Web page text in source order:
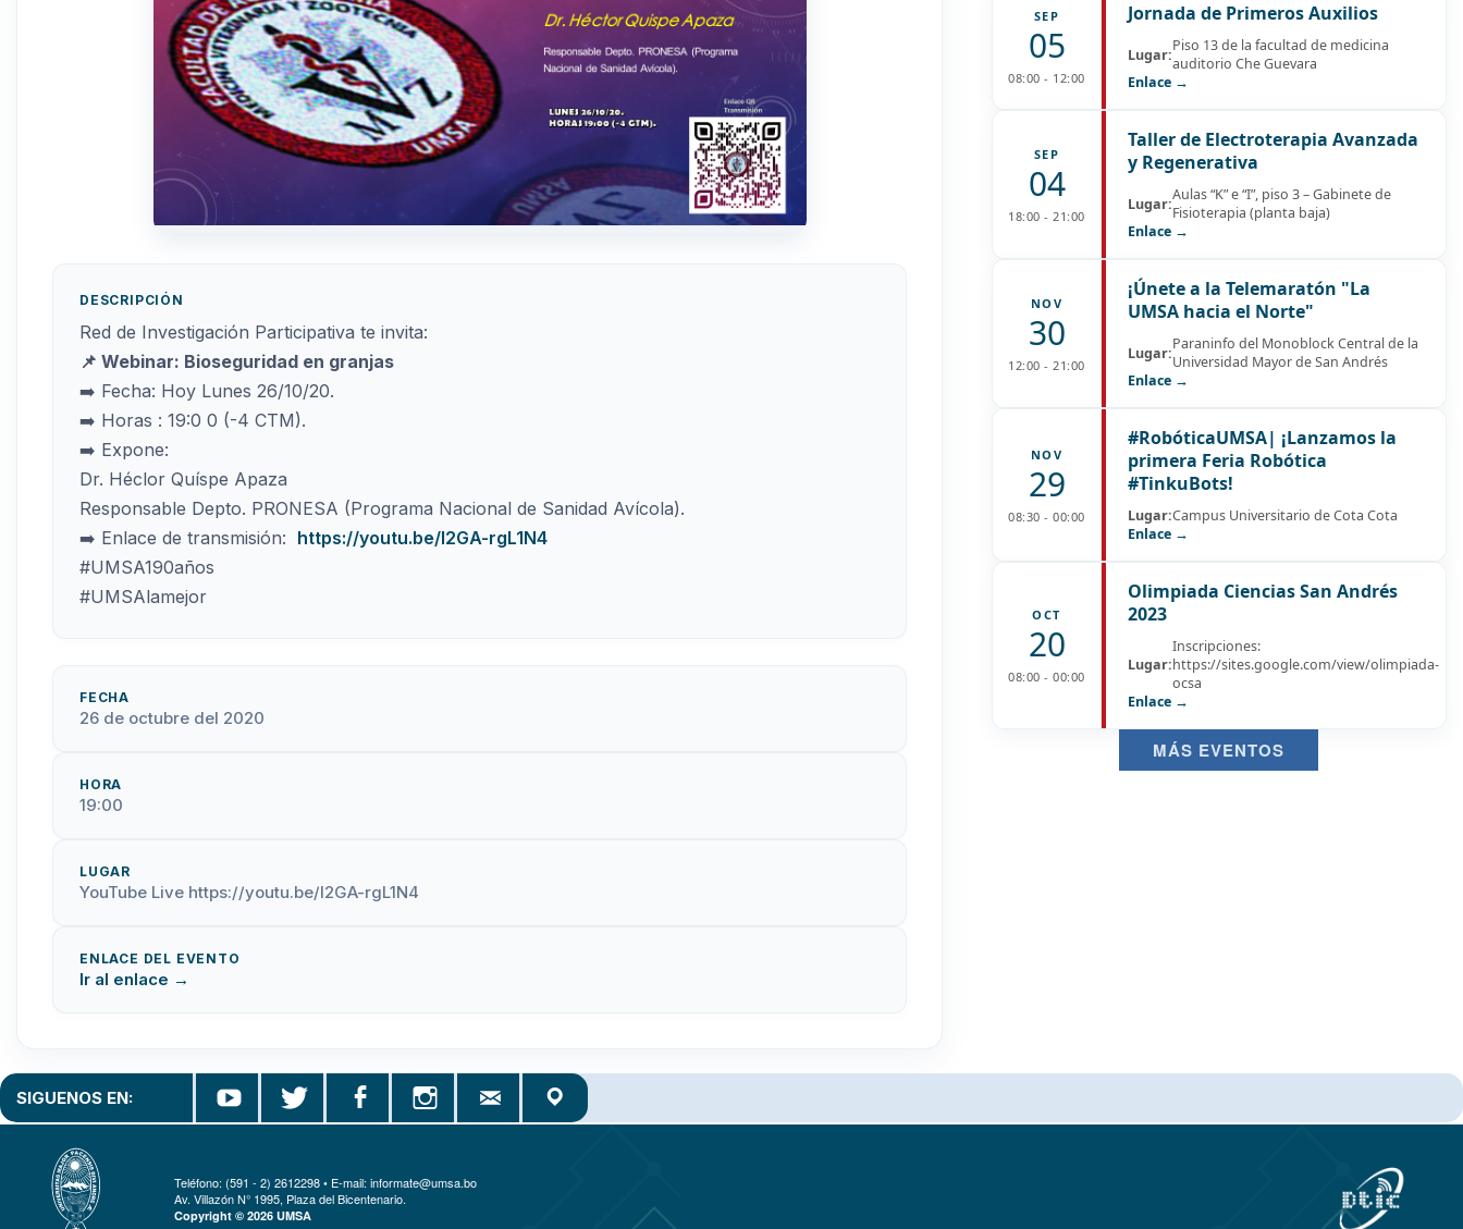
DESCRIPCIÓN
Red de Investigación Participativa te invita:
📌 Webinar: Bioseguridad en granjas
➡️ Fecha: Hoy Lunes 26/10/20.
➡️ Horas : 19:0 0 (-4 CTM).
➡️ Expone:
Dr. Héclor Quíspe Apaza
Responsable Depto. PRONESA (Programa Nacional de Sanidad Avícola).
➡️ Enlace de transmisión: https://youtu.be/l2GA-rgL1N4
#UMSA190años
#UMSAlamejor
FECHA
26 de octubre del 2020
HORA
19:00
LUGAR
YouTube Live https://youtu.be/l2GA-rgL1N4
ENLACE DEL EVENTO
Ir al enlace →
SEP
05
08:00 - 12:00
Jornada de Primeros Auxilios
Lugar:Piso 13 de la facultad de medicina
auditorio Che Guevara
Enlace →
SEP
04
18:00 - 21:00
Taller de Electroterapia Avanzada
y Regenerativa
Lugar:Aulas “K” e “I”, piso 3 – Gabinete de
Fisioterapia (planta baja)
Enlace →
NOV
30
12:00 - 21:00
¡Únete a la Telemaratón "La
UMSA hacia el Norte"
Lugar:Paraninfo del Monoblock Central de la
Universidad Mayor de San Andrés
Enlace →
NOV
29
08:30 - 00:00
#RobóticaUMSA| ¡Lanzamos la
primera Feria Robótica
#TinkuBots!
Lugar:Campus Universitario de Cota Cota
Enlace →
OCT
20
08:00 - 00:00
Olimpiada Ciencias San Andrés
2023
Lugar:
Inscripciones:
https://sites.google.com/view/olimpiada-
ocsa
Enlace →
MÁS EVENTOS
SIGUENOS EN:
Teléfono: (591 - 2) 2612298 • E-mail: informate@umsa.bo
Av. Villazón N° 1995, Plaza del Bicentenario.
Copyright © 2026 UMSA